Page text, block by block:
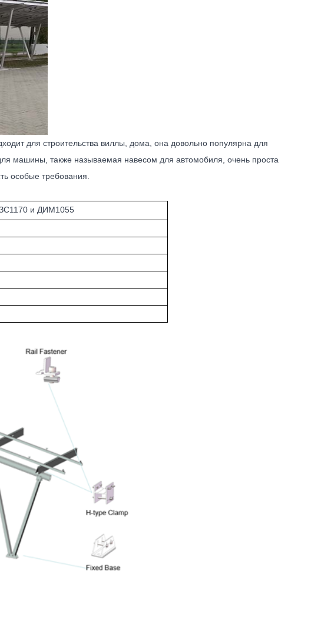
для строительства виллы, дома, она довольно популярна для
машины, также называемая навесом для автомобиля, очень проста
особые требования.
и ДИМ1055